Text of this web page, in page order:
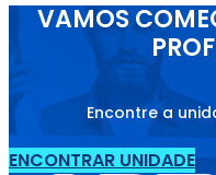
VAMOS
Encontre a
ENCONTRAR UNIDADE